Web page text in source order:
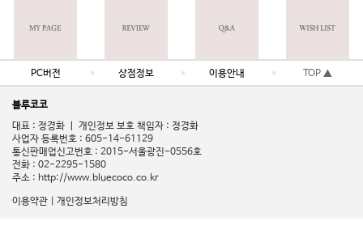
PC버전 상점정보 이용안내 TOP ▲
블루코코
대표 : 정경화 ㅣ 개인정보 보호 책임자 : 정경화
사업자 등록번호 : 605-14-61129
통신판매업신고번호 : 2015-서울광진-0556호
전화 : 02-2295-1580
주소 : http://www.bluecoco.co.kr
이용약관 개인정보처리방침